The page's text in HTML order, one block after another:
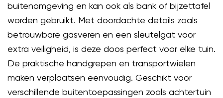
buitenomgeving en kan ook als bank of bijzettafel
worden gebruikt. Met doordachte details zoals
betrouwbare gasveren en een sleutelgat voor
extra veiligheid, is deze doos perfect voor elke tuin.
De praktische handgrepen en transportwielen
maken verplaatsen eenvoudig. Geschikt voor
verschillende buitentoepassingen zoals achtertuin